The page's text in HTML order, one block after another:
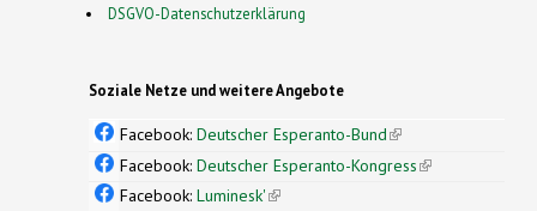
DSGVO-Datenschutzerklärung
Soziale Netze und weitere Angebote
Facebook: Deutscher Esperanto-Bund(link is
external)
Facebook: Deutscher Esperanto-Kongress(link is
Facebook: Luminesk'(link is external)